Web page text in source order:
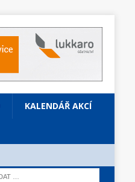
KALENDÁŘ AKCÍ